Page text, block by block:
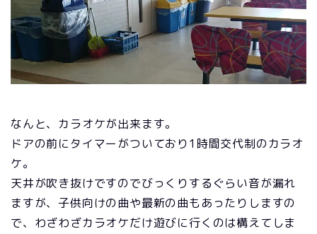
なんと、カラオケが出来ます。
ドアの前にタイマーがついており1時間交代制のカラオ
ケ。
天井が吹き抜けですのでびっくりするぐらい音が漏れ
ますが、子供向けの曲や最新の曲もあったりしますの
で、わざわざカラオケだけ遊びに行くのは構えてしま